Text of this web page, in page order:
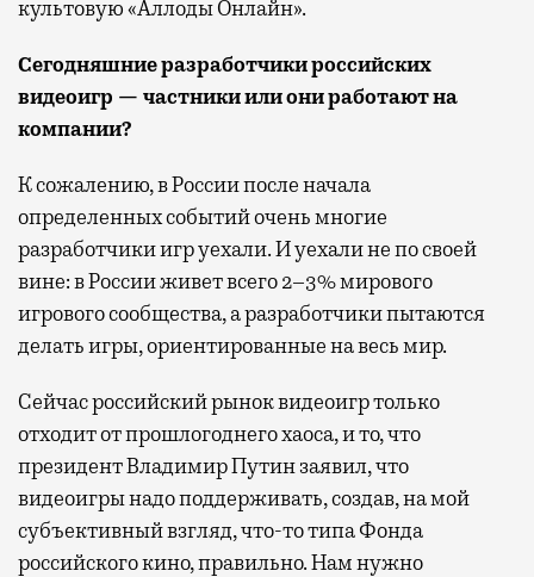
культовую «Аллоды Онлайн».
Сегодняшние разработчики российских
видеоигр — частники илиониработаютна
компании?
К сожалению, в России после начала
определенных событий очень многие
разработчики игр уехали. И уехали не по своей
вине: в России живет всего 2–3% мирового
игрового сообщества, а разработчики пытаются
делать игры, ориентированные на весь мир.
Сейчас российский рынок видеоигр только
отходит от прошлогоднего хаоса, и то, что
президент Владимир Путин заявил, что
видеоигры надо поддерживать, создав, на мой
субъективный взгляд, что-то типа Фонда
российского кино, правильно. Нам нужно